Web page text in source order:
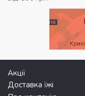
Акції
Доставка їжі